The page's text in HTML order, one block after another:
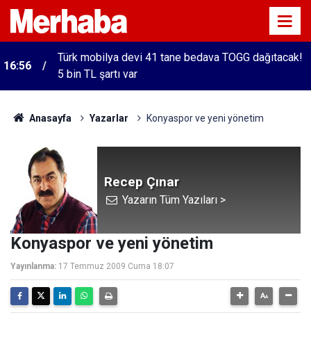
16:56
Türk mobilya devi 41 tane bedava TOGG dağıtacak!
5 bin TL şartı var
Anasayfa Yazarlar Konyaspor ve yeni yönetim
Recep Çınar
Yazarın Tüm Yazıları >
Konyaspor ve yeni yönetim
Yayınlanma: 17 Temmuz 2009 Cuma 18:07